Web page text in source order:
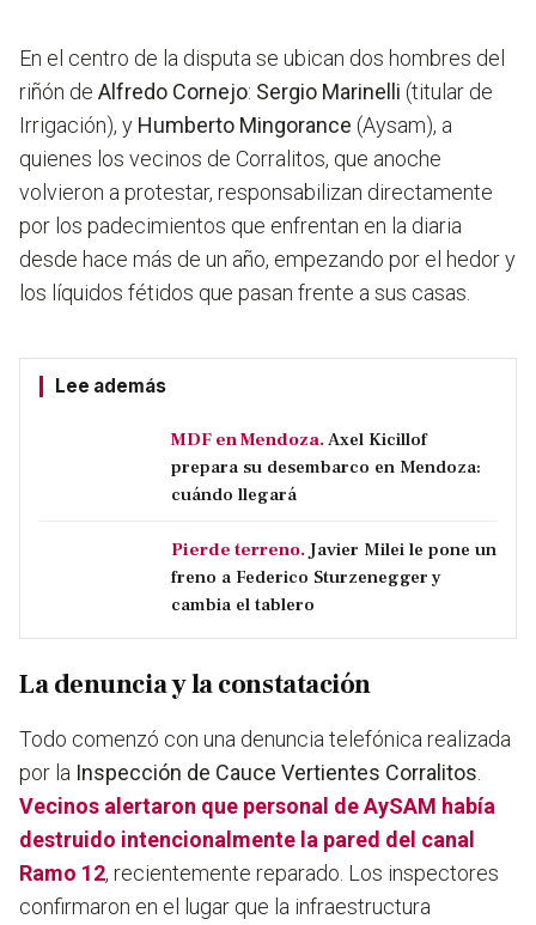
En el centro de la disputa se ubican dos hombres del
riñón de Alfredo Cornejo: Sergio Marinelli (titular de
Irrigación), y Humberto Mingorance (Aysam), a
quienes los vecinos de Corralitos, que anoche
volvieron a protestar, responsabilizan directamente
por los padecimientos que enfrentan en la diaria
desde hace más de un año, empezando por el hedor y
los líquidos fétidos que pasan frente a sus casas.
Lee además
MDF en Mendoza.Axel Kicillof
prepara su desembarco en Mendoza:
cuándo llegará
Pierde terreno.Javier Milei le pone un
freno a Federico Sturzenegger y
cambia el tablero
La denuncia y la constatación
Todo comenzó con una denuncia telefónica realizada
por la Inspección de Cauce Vertientes Corralitos
Vecinos alertaron que personal de AySAM había
destruido intencionalmente la pared del canal
Ramo 12, recientemente reparado. Los inspectores
confirmaron en el lugar que la infraestructura